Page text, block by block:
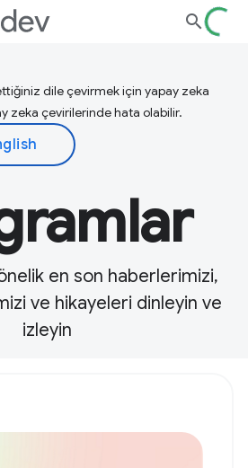
dile çevirmek için yapay zeka
zeka çevirilerinde hata olabilir.
en son haberlerimizi,
ve hikayeleri dinleyin ve
izleyin